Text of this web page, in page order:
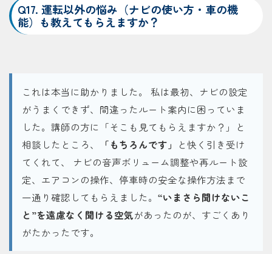
Q17. 運転以外の悩み（ナビの使い方・車の機
能）も教えてもらえますか？
これは本当に助かりました。 私は最初、ナビの設定
がうまくできず、間違ったルート案内に困っていま
した。講師の方に「そこも見てもらえますか？」と
相談したところ、
「もちろんです」
と快く引き受け
てくれて、 ナビの音声ボリューム調整や再ルート設
定、エアコンの操作、停車時の安全な操作方法まで
一通り確認してもらえました。 “いまさら聞けないこ
と”を遠慮なく聞ける空気があったのが、すごくあり
がたかったです。